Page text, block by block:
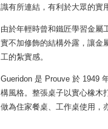
識有所連結，有利於大眾的實
由於年輕時曾和鐵匠學習金屬
實不加修飾的結構外露，讓金
工的紮實感。
Gueridon 是 Prouve 於 1949
構風格。整張桌子以實心橡木
做為住家餐桌、工作桌使用，